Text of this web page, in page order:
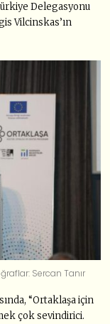
Delegasyonu
Vilcinskas’ın
Sercan Tanır
“Ortaklaşa için
çok sevindirici.